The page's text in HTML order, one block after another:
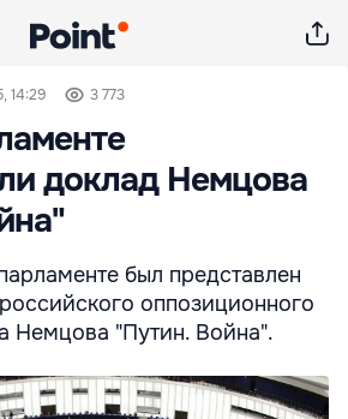
14:29 3 773
доклад Немцова
был представлен
оппозиционного
Немцова "Путин. Война".